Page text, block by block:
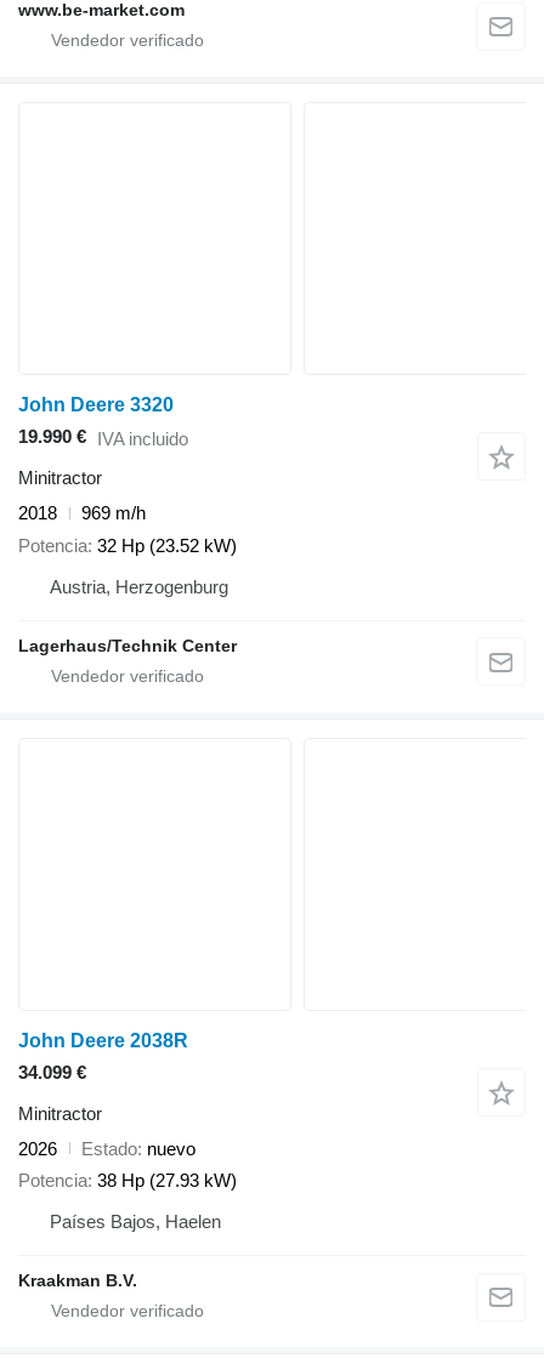
www.be-market.com
John Deere 3320
19.990 € IVA incluido
Minitractor
2018
969 m/h
Potencia 32 Hp (23.52 kW)
Austria, Herzogenburg
Lagerhaus/Technik Center
John Deere 2038R
34.099 €
Minitractor
2026
Estado nuevo
Potencia 38 Hp (27.93 kW)
Países Bajos, Haelen
Kraakman B.V.